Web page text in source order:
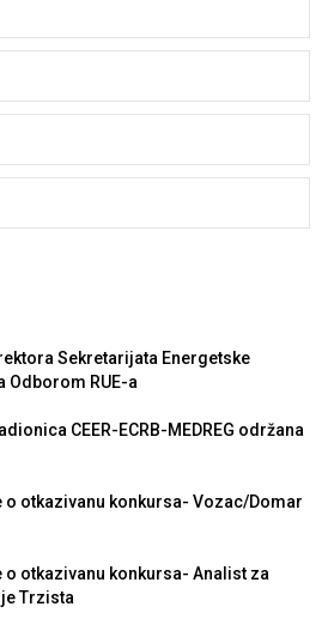
Sekretarijata Energetske
Odborom RUE-a
CEER-ECRB-MEDREG održana
o otkazivanu konkursa- Vozac/Domar
o otkazivanu konkursa- Analist za
Trzista